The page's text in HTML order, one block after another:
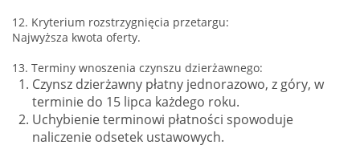
12. Kryterium rozstrzygnięcia przetargu:
Najwyższa kwota oferty.
13. Terminy wnoszenia czynszu dzierżawnego:
Czynsz dzierżawny płatny jednorazowo, z góry, w
terminie do 15 lipca każdego roku.
Uchybienie terminowi płatności spowoduje
naliczenie odsetek ustawowych.